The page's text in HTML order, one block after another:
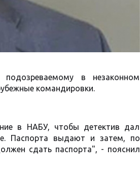
подозреваемому в незаконном
командировки.
в НАБУ, чтобы детектив дал
Паспорта выдают и затем, по
сдать паспорта", - пояснил